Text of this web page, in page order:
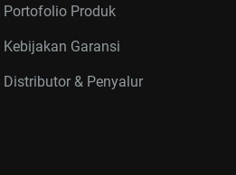
Portofolio Produk
Kebijakan Garansi
Distributor & Penyalur